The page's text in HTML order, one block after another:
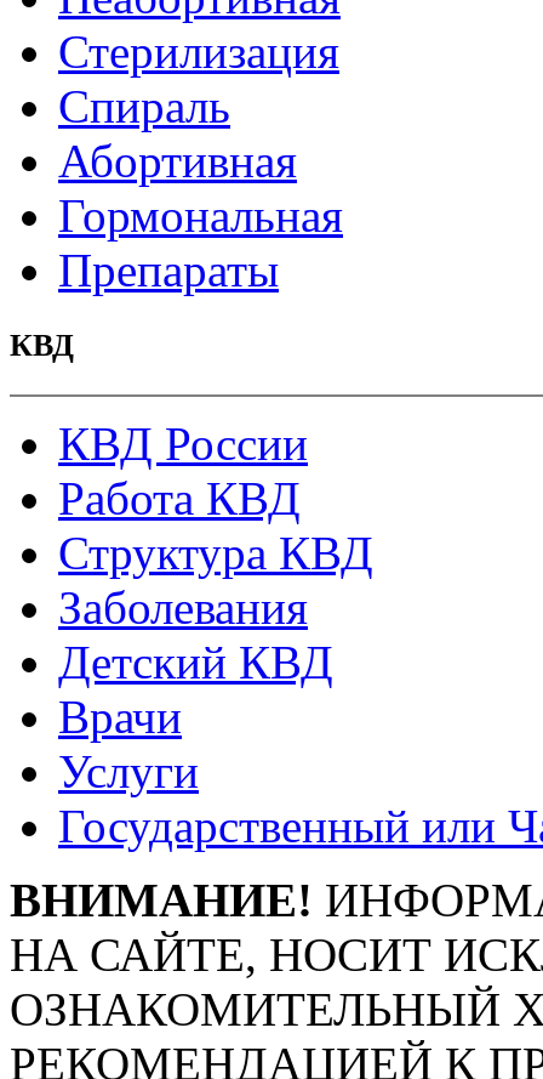
Стерилизация
Спираль
Абортивная
Гормональная
Препараты
КВД
КВД России
Работа КВД
Структура КВД
Заболевания
Детский КВД
Врачи
Услуги
Государственный или
ВНИМАНИЕ!
НА САЙТЕ, НОСИТ
ОЗНАКОМИТЕЛЬНЫЙ
РЕКОМЕНДАЦИЕЙ К